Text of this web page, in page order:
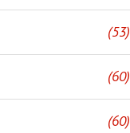
(53)
(60)
(60)